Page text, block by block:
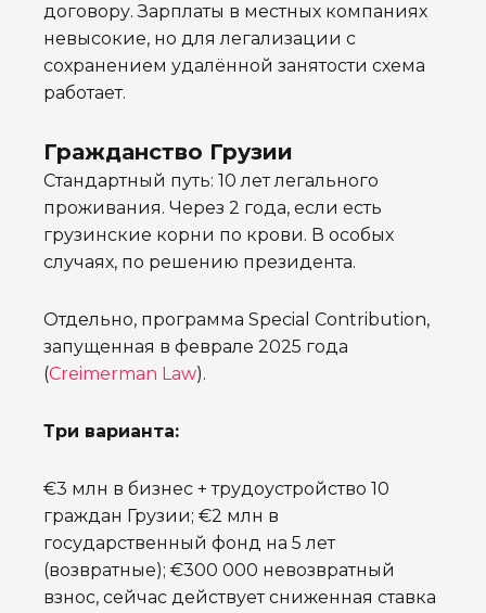
договору. Зарплаты в местных компаниях
невысокие, но для легализации с
сохранением удалённой занятости схема
работает.
Гражданство Грузии
Стандартный путь: 10 лет легального
проживания. Через 2 года, если есть
грузинские корни по крови. В особых
случаях, по решению президента.
Отдельно, программа Special Contribution,
запущенная в феврале 2025 года
(Creimerman Law).
Три варианта:
€3 млн в бизнес + трудоустройство 10
граждан Грузии; €2 млн в
государственный фонд на 5 лет
(возвратные); €300 000 невозвратный
взнос, сейчас действует сниженная ставка